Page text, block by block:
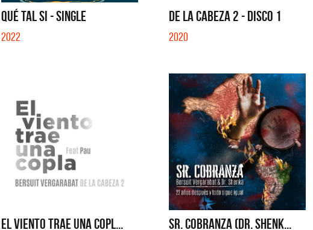
QUÉ TAL SI - SINGLE
2022
DE LA CABEZA 2 - DISCO 1
2020
EL VIENTO TRAE UNA COPL... SR. COBRANZA (DR. SHENK...